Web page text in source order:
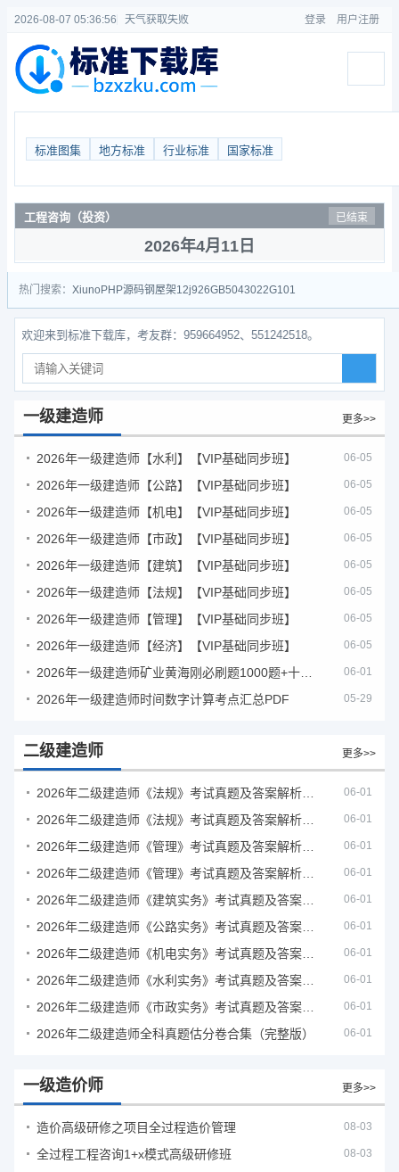
2026-08-07 05:36:57 天气获取失败 登录 用户注册
标准图集 地方标准 行业标准 国家标准
工程咨询（投资） 已结束
2026年4月11日
热门搜索： Xiuno PHP源码钢屋架12j926GB5043022G101
迎来到标准下载库，考友群：959664952、551242518。
一级建造师 更多>>
2026年一级建造师【水利】【VIP基础同步班】 06-05
2026年一级建造师【公路】【VIP基础同步班】 06-05
2026年一级建造师【机电】【VIP基础同步班】 06-05
2026年一级建造师【市政】【VIP基础同步班】 06-05
2026年一级建造师【建筑】【VIP基础同步班】 06-05
2026年一级建造师【法规】【VIP基础同步班】 06-05
2026年一级建造师【管理】【VIP基础同步班】 06-05
2026年一级建造师【经济】【VIP基础同步班】 06-05
06-01
2026年一级建造师时间数字计算考点汇总PDF 05-29
二级建造师 更多>>
06-01
06-01
06-01
06-01
06-01
06-01
06-01
06-01
06-01
2026年二级建造师全科真题估分卷合集（完整版） 06-01
一级造价师 更多>>
造价高级研修之项目全过程造价管理 08-03
全过程工程咨询1+x模式高级研修班 08-03